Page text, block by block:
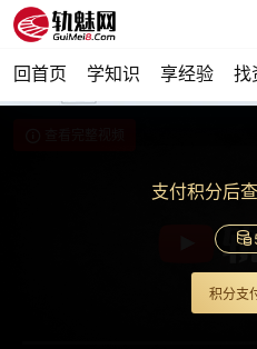
回首页 学知识 享经验 找
支付积分后
积分支